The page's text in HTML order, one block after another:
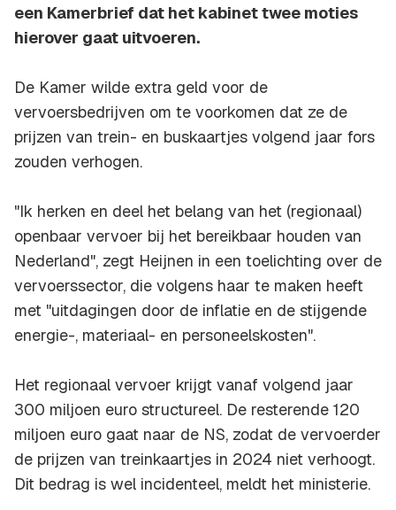
een Kamerbrief dat het kabinet twee moties
hierover gaat uitvoeren.
De Kamer wilde extra geld voor de
vervoersbedrijven om te voorkomen dat ze de
prijzen van trein- en buskaartjes volgend jaar fors
zouden verhogen.
"Ik herken en deel het belang van het (regionaal)
openbaar vervoer bij het bereikbaar houden van
Nederland", zegt Heijnen in een toelichting over de
vervoerssector, die volgens haar te maken heeft
met "uitdagingen door de inflatie en de stijgende
energie-, materiaal- en personeelskosten".
Het regionaal vervoer krijgt vanaf volgend jaar
300 miljoen euro structureel. De resterende 120
miljoen euro gaat naar de NS, zodat de vervoerder
de prijzen van treinkaartjes in 2024 niet verhoogt.
Dit bedrag is wel incidenteel, meldt het ministerie.